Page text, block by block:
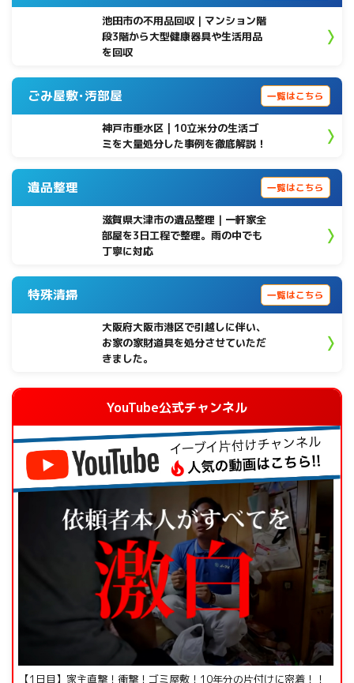
池田市の不用品回収｜マンション階
段3階から大型健康器具や生活用品
を回収
ごみ屋敷･汚部屋 一覧はこちら
神戸市垂水区 | 10立米分の生活ゴ
ミを大量処分した事例を徹底解説！
遺品整理 一覧はこちら
滋賀県大津市の遺品整理｜一軒家全
部屋を3日工程で整理。雨の中でも
丁寧に対応
特殊清掃 一覧はこちら
大阪府大阪市港区で引越しに伴い、
お家の家財道具を処分させていただ
きました。
YouTube公式チャンネル
【1日目】家主直撃！衝撃！ゴミ屋敷！10年分の片付けに密着！！